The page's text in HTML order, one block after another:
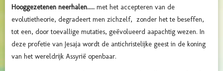
Hooggezetenen neerhalen..... met het accepteren van de
evolutietheorie, degradeert men zichzelf, zonder het te beseffen,
tot een, door toevallige mutaties, geëvolueerd aapachtig wezen. In
deze profetie van Jesaja wordt de antichristelijke geest in de koning
van het wereldrijk Assyrië openbaar.